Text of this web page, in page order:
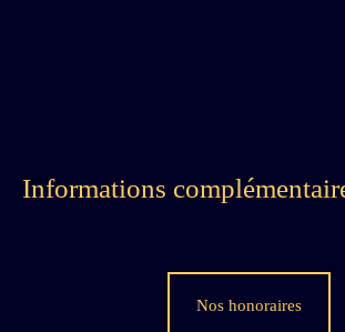
Informations
Nos honoraires